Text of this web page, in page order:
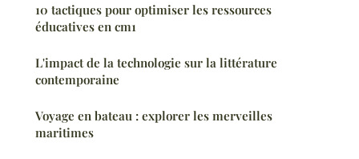
10 tactiques pour optimiser les ressources
éducatives en cm1
L'impact de la technologie sur la littérature
contemporaine
Voyage en bateau : explorer les merveilles
maritimes